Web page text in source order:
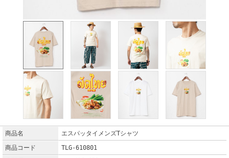
商品名
エスパッタイメンズTシャツ
商品コード
TLG-610801